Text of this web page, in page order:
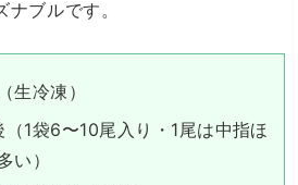
ブルです。
生冷凍）
1袋6〜10尾入り・1尾は中指ほ
い）